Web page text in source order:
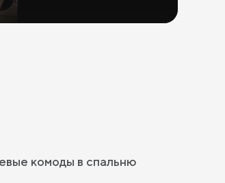
комоды в спальню